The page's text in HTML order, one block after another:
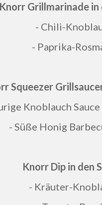
Knorr Grillmarinade in
- Chili-
- Paprika-
Squeezer
Knoblauch
- Süße Honig
Knorr Dip in den
- Kräuter-